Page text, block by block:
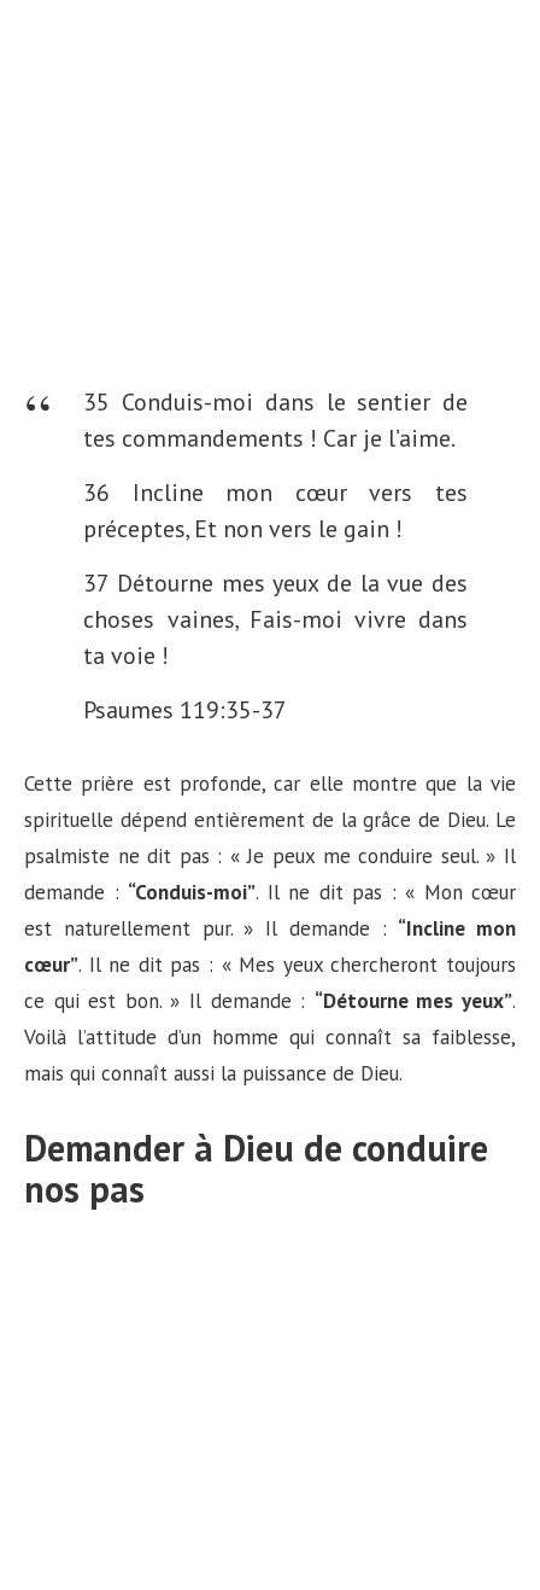
35 Conduis-moi dans le sentier de
tes commandements ! Car je l’aime.
36 Incline mon cœur vers tes
préceptes, Et non vers le gain !
37 Détourne mes yeux de la vue des
choses vaines, Fais-moi vivre dans
ta voie !
Psaumes 119:35-37
Cette prière est profonde, car elle montre que la vie
spirituelle dépend entièrement de la grâce de Dieu. Le
psalmiste ne dit pas : « Je peux me conduire seul. » Il
demande : “Conduis-moi”. Il ne dit pas : « Mon cœur
est naturellement pur. » Il demande : “Incline mon
cœur”. Il ne dit pas : « Mes yeux chercheront toujours
ce qui est bon. » Il demande : “Détourne mes yeux”.
Voilà l’attitude d’un homme qui connaît sa faiblesse,
mais qui connaît aussi la puissance de Dieu.
Demander à Dieu de conduire
nos pas